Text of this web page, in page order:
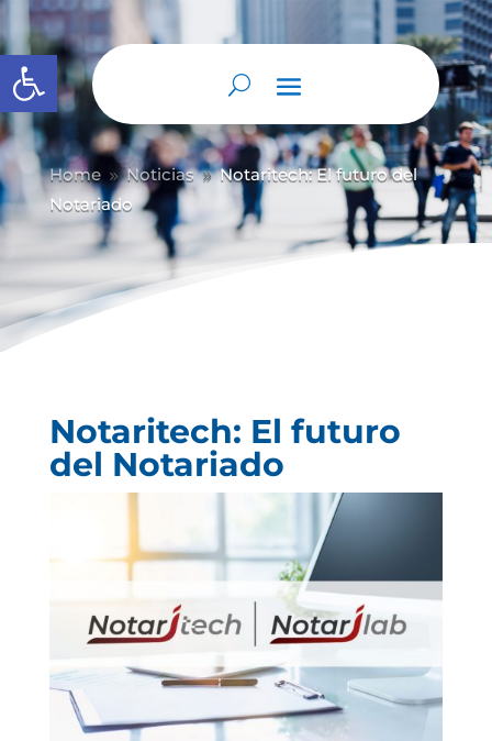
Abrir barra de herramientas
Home 9 Noticias 9 Notaritech: El futuro del
Notariado
Notaritech: El futuro
del Notariado